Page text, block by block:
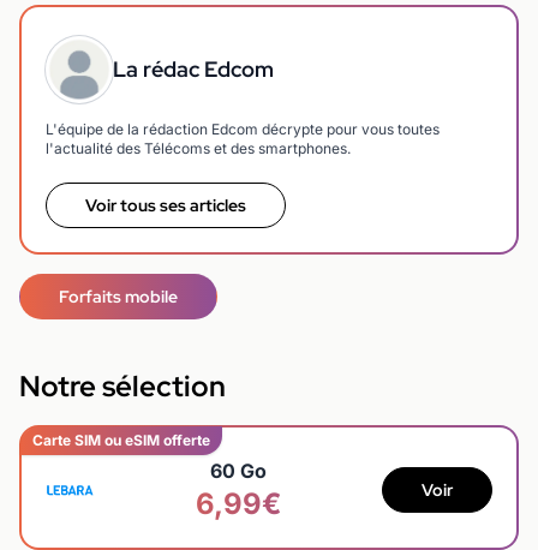
La rédac Edcom
L'équipe de la rédaction Edcom décrypte pour vous toutes
l'actualité des Télécoms et des smartphones.
Voir tous ses articles
Forfaits mobile
Notre sélection
Carte SIM ou eSIM offerte
60 Go
6,99€ Voir